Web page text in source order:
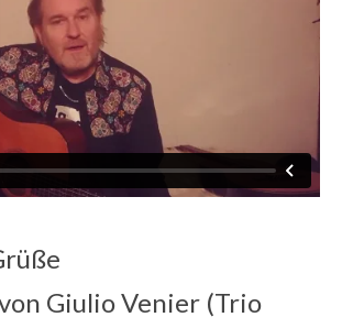
Giulio Venier (Trio